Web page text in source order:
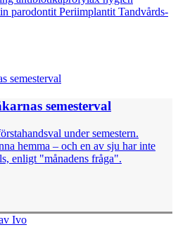
parodontit Periimplantit Tandvårds-
semesterval
under semestern.
hemma – och en av sju har inte
enligt "månadens fråga".